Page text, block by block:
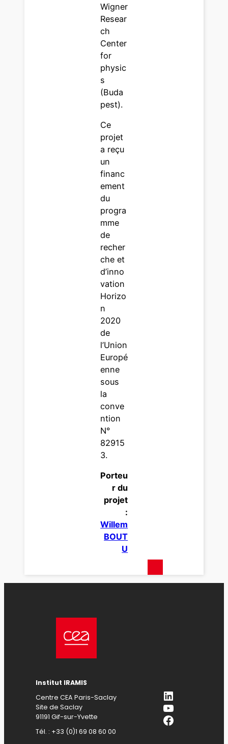
Wigner
Resear
ch
Center
for
physic
s
(Buda
pest).
Ce
projet
a reçu
un
financ
ement
du
progra
mme
de
recher
che et
d’inno
vation
Horizo
n
2020
de
l’Union
Europé
enne
sous
la
conve
ntion
N°
82915
3.
Porteu
r du
projet
:
Willem
BOUT
U
Institut IRAMIS
Centre CEA Paris-Saclay
Site de Saclay
91191 Gif-sur-Yvette
Tél. : +33 (0)1 69 08 60 00
LinkedIn
YouTube
Facebook